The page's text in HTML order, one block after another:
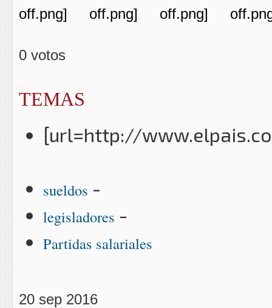
0 votos
TEMAS
[url=http://
sueldos -
legisladores -
Partidas salariales
20 sep 2016